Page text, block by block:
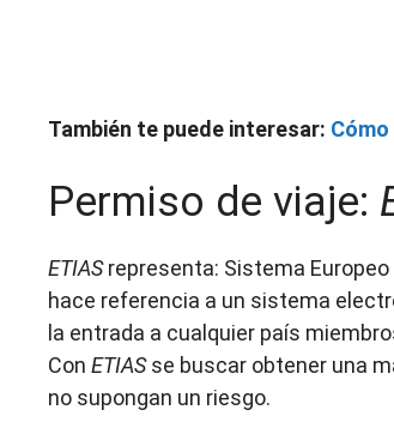
También te puede interesar:
Permiso de viaje:
ETIASrepresenta: Sistema
hace referencia a un sistema
la entrada a cualquier país
Con ETIASse buscar obtener una
no supongan un riesgo.